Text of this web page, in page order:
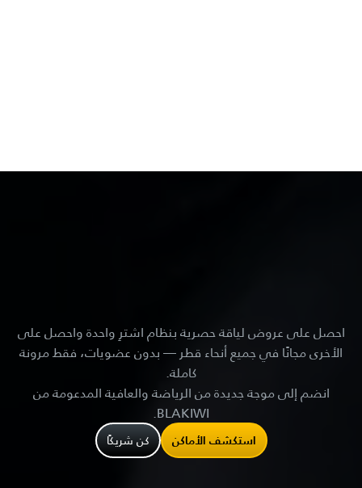
احصل على عروض لياقة حصرية بنظام اشترِ واحدة واحصل على
الأخرى مجانًا في جميع أنحاء قطر — بدون عضويات، فقط مرونة
كاملة.
انضم إلى موجة جديدة من الرياضة والعافية المدعومة من
BLAKIWI.
استكشف الأماكن كن شريكًا